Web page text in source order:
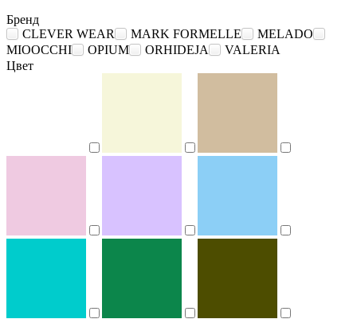
Бренд
CLEVER WEAR
MARK FORMELLE
MELADO
MIOOCCHI
OPIUM ORHIDEJA
VALERIA
Цвет